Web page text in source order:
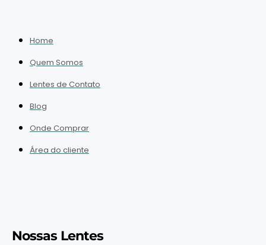
Home
Quem Somos
Lentes de Contato
Blog
Onde Comprar
Área do cliente
Nossas Lentes